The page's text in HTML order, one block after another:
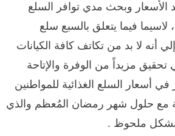
الأسعار وبحث مدي توافر السلع
لاسيما فيما يتعلق بالسبع سلع
أنه لا بد من تكاتف كافة الكيانات
تحقيق مزيداً من الوفرة والإتاحة
في أسعار السلع الغذائية للمواطنين
مع حلول شهر رمضان المُعظم والذي
بشكل ملحوظ .